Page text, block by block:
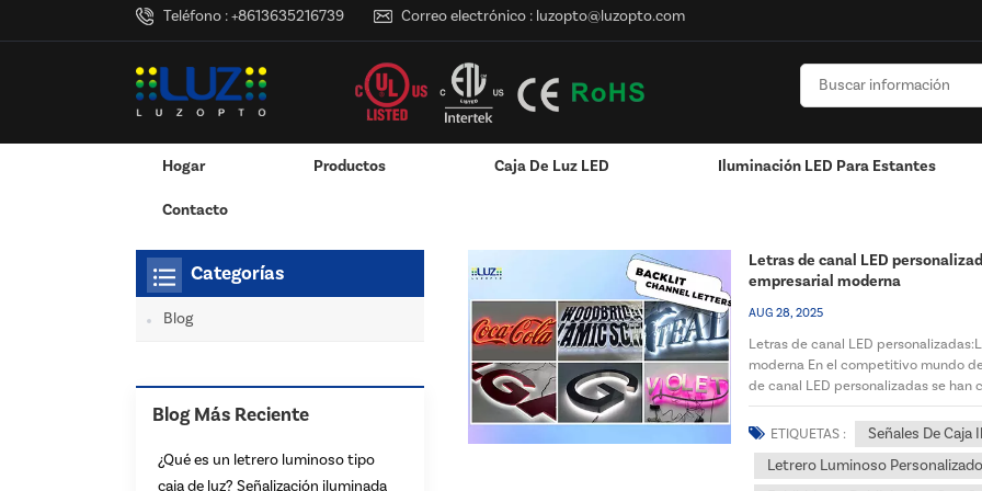
Teléfono :+8613635216739 Correo electrónico : luzopto@luzopto.com
Hogar Productos Caja De Luz LED Iluminación LED Para Estantes
Contacto
Letras de canal LED
empresarial moderna
AUG 28, 2025
Letras de canal LED
moderna En el competitivo mundo
de canal LED personalizadas se
buscan destacar. Como...
ETIQUETAS :
Señales De Caja
Letrero Luminoso Personalizado
Categorías
Blog
Blog Más Reciente
¿Qué es un letrero luminoso tipo
caja de luz? Señalización iluminada